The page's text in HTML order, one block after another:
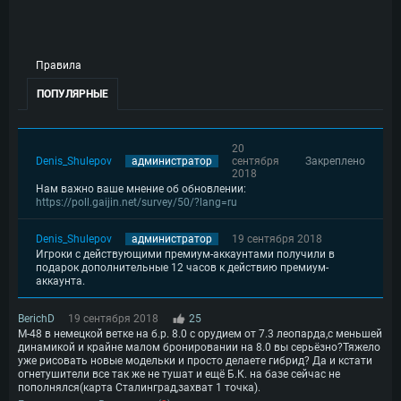
Правила
ПОПУЛЯРНЫЕ
Denis_Shulepov администратор
20
сентября
2018
Закреплено
Нам важно ваше мнение об обновлении:
https://poll.gaijin.net/survey/50/?lang=ru
Denis_Shulepov администратор
19 сентября 2018
Игроки с действующими премиум-аккаунтами получили в
подарок дополнительные 12 часов к действию премиум-
аккаунта.
BerichD 19 сентября 2018
25
М-48 в немецкой ветке на б.р. 8.0 с орудием от 7.3 леопарда,с меньшей
динамикой и крайне малом бронировании на 8.0 вы серьёзно?Тяжело
уже рисовать новые модельки и просто делаете гибрид? Да и кстати
огнетушители все так же не тушат и ещё Б.К. на базе сейчас не
пополнялся(карта Сталинград,захват 1 точка).